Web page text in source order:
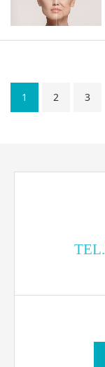
1 2 3
TEL.